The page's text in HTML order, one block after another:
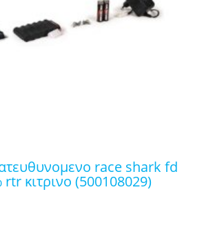
rtr κιτρινο (500108029)